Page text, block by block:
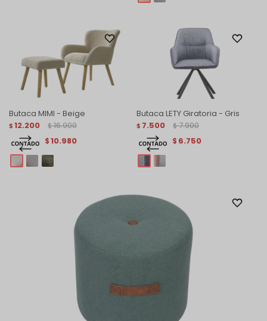
Butaca MIMI - Beige
$ 12.200 $ 16.900
$10.980
Butaca LETY Giratoria - Gris
$ 7.500 $ 7.900
$ 6.750